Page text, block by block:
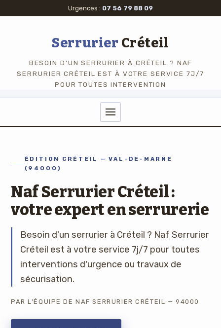
Urgences : 07 56 79 88 09
Serrurier Créteil
BESOIN D'UN SERRURIER À CRÉTEIL ? NAF
SERRURIER CRÉTEIL EST À VOTRE SERVICE 7J/7
POUR TOUTES INTERVENTION
ÉDITION CRÉTEIL — VAL-DE-MARNE
(94000)
Naf Serrurier Créteil :
votre expert en serrurerie
Besoin d'un serrurier à Créteil ? Naf Serrurier
Créteil est à votre service 7j/7 pour toutes
interventions d'urgence ou travaux de
sécurisation.
PAR L'ÉQUIPE DE NAF SERRURIER CRÉTEIL — 94000